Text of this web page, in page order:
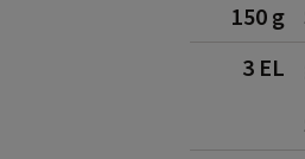
150 g
3 EL